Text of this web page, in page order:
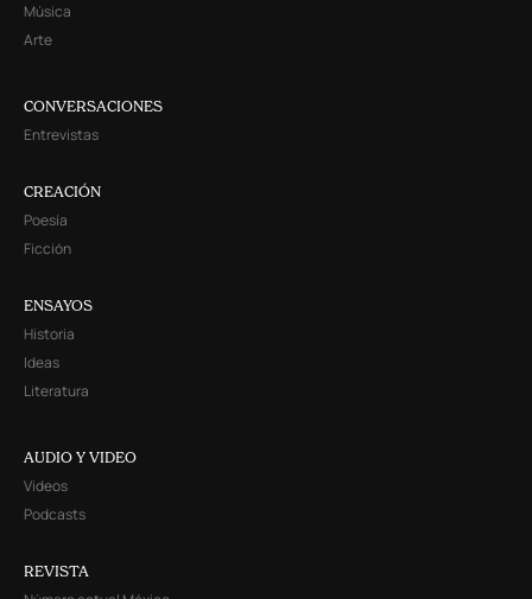
Música
Arte
CONVERSACIONES
Entrevistas
CREACIÓN
Poesía
Ficción
ENSAYOS
Historia
Ideas
Literatura
AUDIO Y VIDEO
Videos
Podcasts
REVISTA